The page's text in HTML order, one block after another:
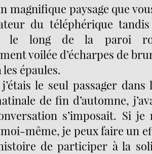
magnifique paysage que
du téléphérique
le long de la paroi
voilée d’écharpes de
les épaules.
le seul passager
de fin d’automne,
s’imposait. Si
même, je peux faire un
de participer à la